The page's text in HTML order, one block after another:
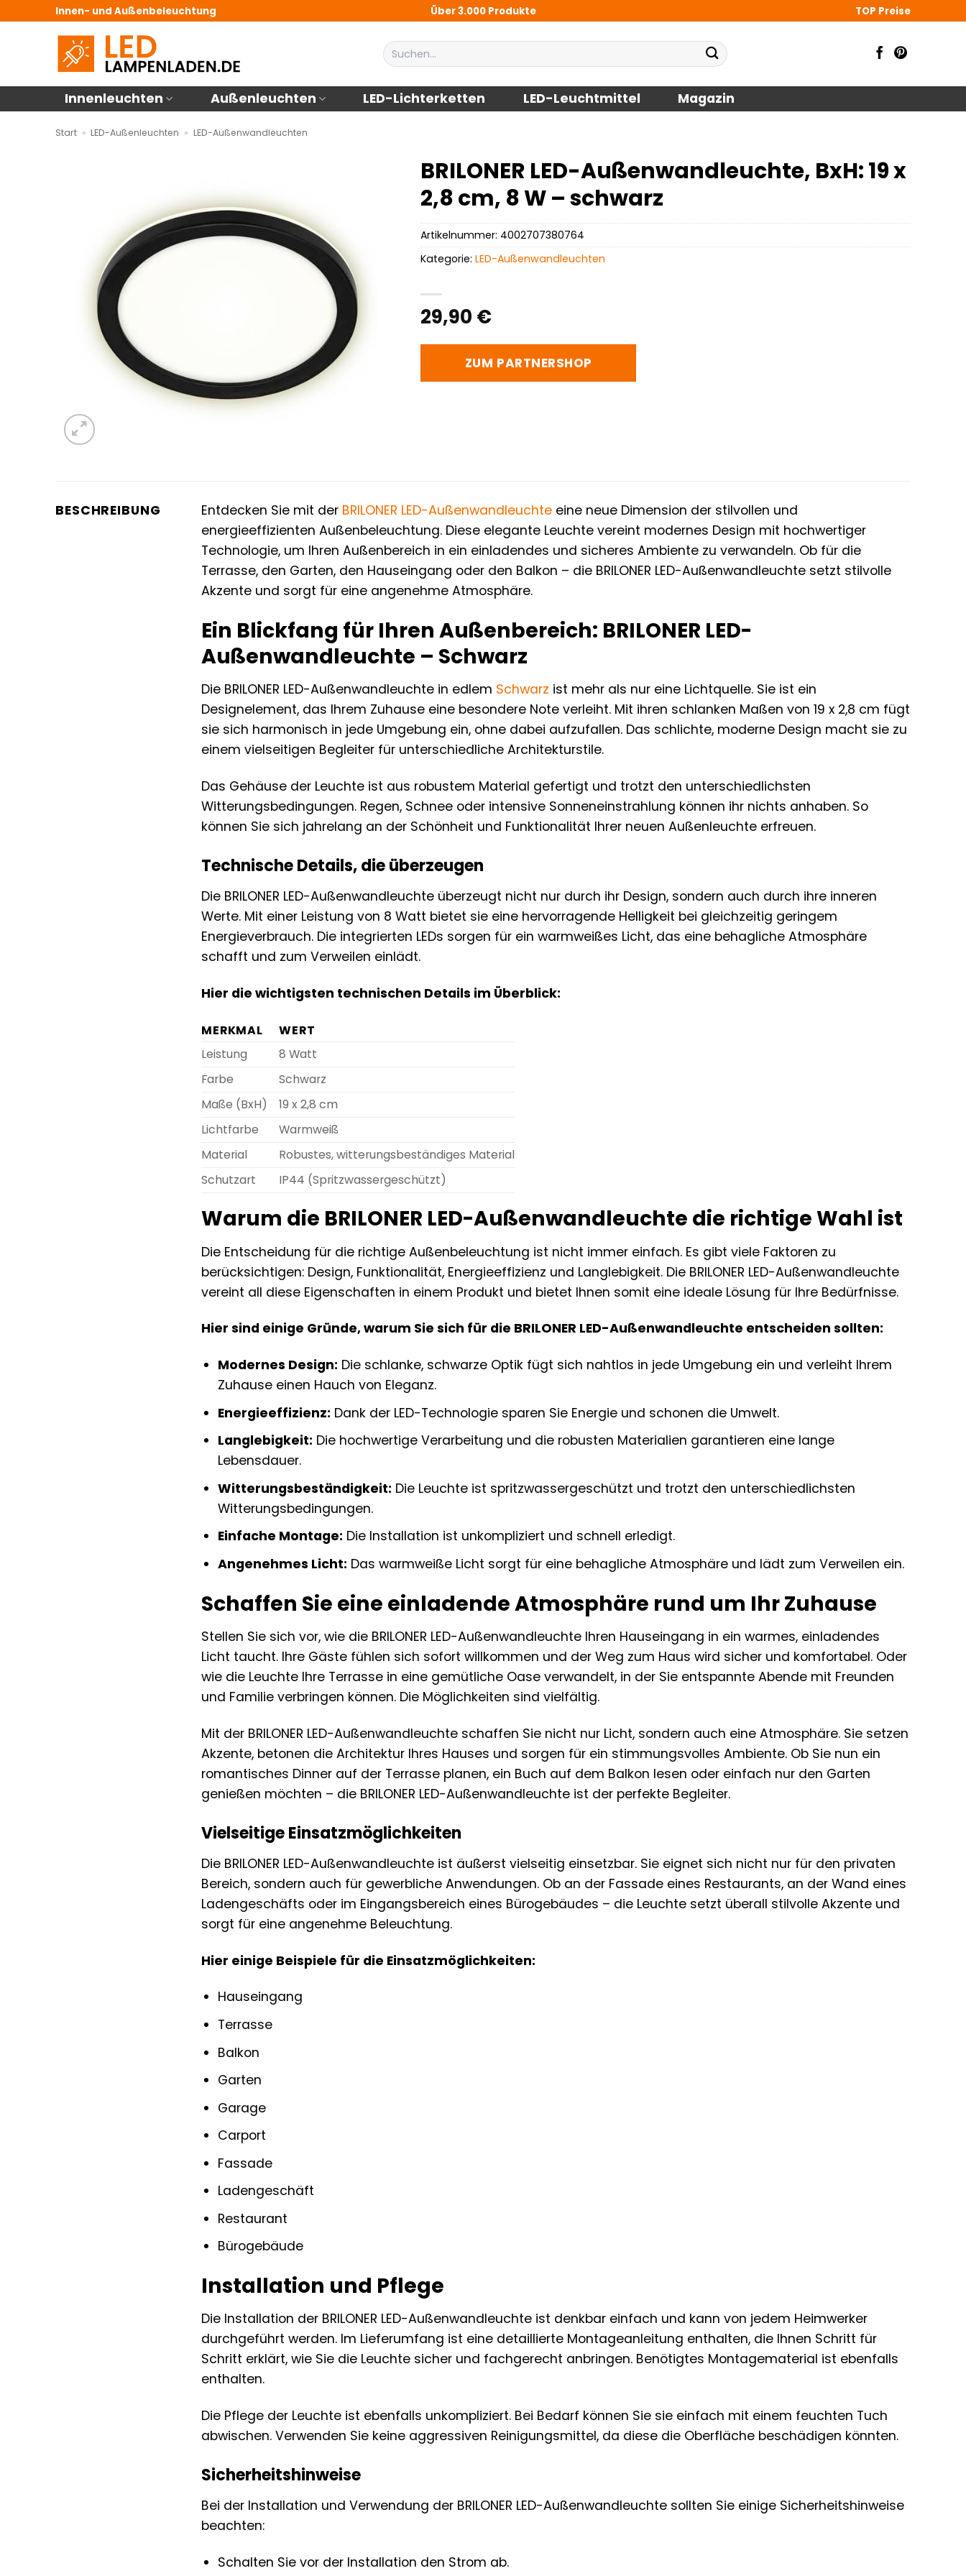
Innen- und Außenbeleuchtung Über 3.000 Produkte TOP Preise
Suchen
nach:
Innenleuchten Außenleuchten LED-Lichterketten LED-Leuchtmittel Magazin
Start » LED-Außenleuchten » LED-Außenwandleuchten
BRILONER LED-Außenwandleuchte, BxH: 19 x
2,8 cm, 8 W – schwarz
29,90 €
ZUM PARTNERSHOP
Artikelnummer: 4002707380764
Kategorie:LED-Außenwandleuchten
BESCHREIBUNG Entdecken Sie mit der BRILONER LED-Außenwandleuchte eine neue Dimension der stilvollen und
energieeffizienten Außenbeleuchtung. Diese elegante Leuchte vereint modernes Design mit hochwertiger
Technologie, um Ihren Außenbereich in ein einladendes und sicheres Ambiente zu verwandeln. Ob für die
Terrasse, den Garten, den Hauseingang oder den Balkon – die BRILONER LED-Außenwandleuchte setzt stilvolle
Akzente und sorgt für eine angenehme Atmosphäre.
Ein Blickfang für Ihren Außenbereich: BRILONER LED-
Außenwandleuchte – Schwarz
Die BRILONER LED-Außenwandleuchte in edlem Schwarz ist mehr als nur eine Lichtquelle. Sie ist ein
Designelement, das Ihrem Zuhause eine besondere Note verleiht. Mit ihren schlanken Maßen von 19 x 2,8 cm fügt
sie sich harmonisch in jede Umgebung ein, ohne dabei aufzufallen. Das schlichte, moderne Design macht sie zu
einem vielseitigen Begleiter für unterschiedliche Architekturstile.
Das Gehäuse der Leuchte ist aus robustem Material gefertigt und trotzt den unterschiedlichsten
Witterungsbedingungen. Regen, Schnee oder intensive Sonneneinstrahlung können ihr nichts anhaben. So
können Sie sich jahrelang an der Schönheit und Funktionalität Ihrer neuen Außenleuchte erfreuen.
Technische Details, die überzeugen
Die BRILONER LED-Außenwandleuchte überzeugt nicht nur durch ihr Design, sondern auch durch ihre inneren
Werte. Mit einer Leistung von 8 Watt bietet sie eine hervorragende Helligkeit bei gleichzeitig geringem
Energieverbrauch. Die integrierten LEDs sorgen für ein warmweißes Licht, das eine behagliche Atmosphäre
schafft und zum Verweilen einlädt.
Hier die wichtigsten technischen Details im Überblick:
MERKMAL
WERT
Leistung
8 Watt
Farbe
Schwarz
Maße (BxH)
19 x 2,8 cm
Lichtfarbe
Warmweiß
Material
Robustes, witterungsbeständiges Material
Schutzart
IP44 (Spritzwassergeschützt)
Warum die BRILONER LED-Außenwandleuchte die richtige Wahl ist
Die Entscheidung für die richtige Außenbeleuchtung ist nicht immer einfach. Es gibt viele Faktoren zu
berücksichtigen: Design, Funktionalität, Energieeffizienz und Langlebigkeit. Die BRILONER LED-Außenwandleuchte
vereint all diese Eigenschaften in einem Produkt und bietet Ihnen somit eine ideale Lösung für Ihre Bedürfnisse.
Hier sind einige Gründe, warum Sie sich für die BRILONER LED-Außenwandleuchte entscheiden sollten:
Modernes Design: Die schlanke, schwarze Optik fügt sich nahtlos in jede Umgebung ein und verleiht Ihrem
Zuhause einen Hauch von Eleganz.
Energieeffizienz: Dank der LED-Technologie sparen Sie Energie und schonen die Umwelt.
Langlebigkeit: Die hochwertige Verarbeitung und die robusten Materialien garantieren eine lange
Lebensdauer.
Witterungsbeständigkeit: Die Leuchte ist spritzwassergeschützt und trotzt den unterschiedlichsten
Witterungsbedingungen.
Einfache Montage: Die Installation ist unkompliziert und schnell erledigt.
Angenehmes Licht: Das warmweiße Licht sorgt für eine behagliche Atmosphäre und lädt zum Verweilen ein.
Schaffen Sie eine einladende Atmosphäre rund um Ihr Zuhause
Stellen Sie sich vor, wie die BRILONER LED-Außenwandleuchte Ihren Hauseingang in ein warmes, einladendes
Licht taucht. Ihre Gäste fühlen sich sofort willkommen und der Weg zum Haus wird sicher und komfortabel. Oder
wie die Leuchte Ihre Terrasse in eine gemütliche Oase verwandelt, in der Sie entspannte Abende mit Freunden
und Familie verbringen können. Die Möglichkeiten sind vielfältig.
Mit der BRILONER LED-Außenwandleuchte schaffen Sie nicht nur Licht, sondern auch eine Atmosphäre. Sie setzen
Akzente, betonen die Architektur Ihres Hauses und sorgen für ein stimmungsvolles Ambiente. Ob Sie nun ein
romantisches Dinner auf der Terrasse planen, ein Buch auf dem Balkon lesen oder einfach nur den Garten
genießen möchten – die BRILONER LED-Außenwandleuchte ist der perfekte Begleiter.
Vielseitige Einsatzmöglichkeiten
Die BRILONER LED-Außenwandleuchte ist äußerst vielseitig einsetzbar. Sie eignet sich nicht nur für den privaten
Bereich, sondern auch für gewerbliche Anwendungen. Ob an der Fassade eines Restaurants, an der Wand eines
Ladengeschäfts oder im Eingangsbereich eines Bürogebäudes – die Leuchte setzt überall stilvolle Akzente und
sorgt für eine angenehme Beleuchtung.
Hier einige Beispiele für die Einsatzmöglichkeiten:
Hauseingang
Terrasse
Balkon
Garten
Garage
Carport
Fassade
Ladengeschäft
Restaurant
Bürogebäude
Installation und Pflege
Die Installation der BRILONER LED-Außenwandleuchte ist denkbar einfach und kann von jedem Heimwerker
durchgeführt werden. Im Lieferumfang ist eine detaillierte Montageanleitung enthalten, die Ihnen Schritt für
Schritt erklärt, wie Sie die Leuchte sicher und fachgerecht anbringen. Benötigtes Montagematerial ist ebenfalls
enthalten.
Die Pflege der Leuchte ist ebenfalls unkompliziert. Bei Bedarf können Sie sie einfach mit einem feuchten Tuch
abwischen. Verwenden Sie keine aggressiven Reinigungsmittel, da diese die Oberfläche beschädigen könnten.
Sicherheitshinweise
Bei der Installation und Verwendung der BRILONER LED-Außenwandleuchte sollten Sie einige Sicherheitshinweise
beachten:
Schalten Sie vor der Installation den Strom ab.